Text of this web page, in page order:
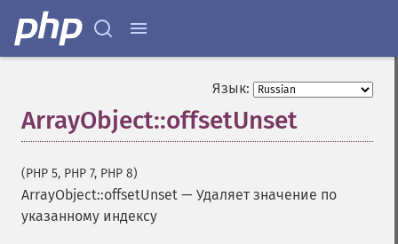
Язык:
ArrayObject::offsetUnset
(PHP 5, PHP 7, PHP 8)
ArrayObject::offsetUnset — Удаляет значение по
указанному индексу